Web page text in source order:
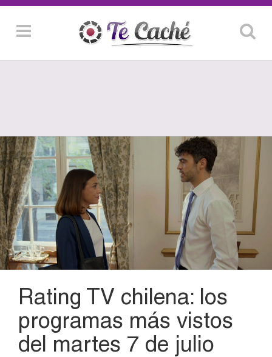
Rating TV chilena: los
programas más vistos
del martes 7 de julio